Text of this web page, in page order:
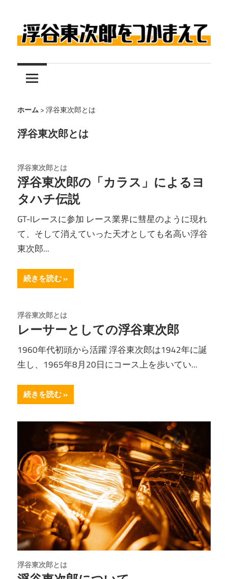
ン
テ
ツ
キ
プ
浮
谷
東
次
郎
を
つ
か
ま
え
て
伝
説
ー
ー
谷
東
次
に
つ
い
て
詳
く
紹
介
す
サ
イ
ト
ホーム>浮谷東次郎とは
浮谷東次郎とは
浮谷東次郎とは
浮谷東次郎の「カラス」によるヨ
タハチ伝説
GT-Iレースに参加 レース業界に彗星のように現れ
て、そして消えていった天才としても名高い浮谷
東次郎...
続きを読む
浮谷東次郎とは
レーサーとしての浮谷東次郎
1960年代初頭から活躍 浮谷東次郎は1942年に誕
生し、1965年8月20日にコース上を歩いてい...
続きを読む
浮谷東次郎とは